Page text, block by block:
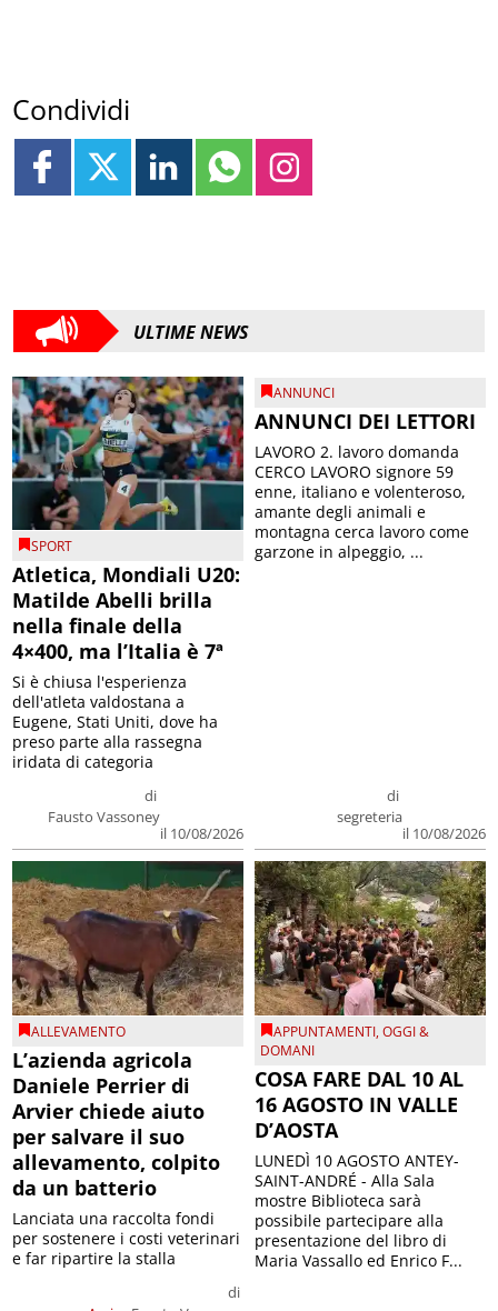
Condividi
ULTIME NEWS
SPORT
Atletica, Mondiali U20:
Matilde Abelli brilla
nella finale della
4×400, ma l’Italia è 7ª
di
Fausto Vassoney
il 10/08/2026
Si è chiusa l'esperienza
dell'atleta valdostana a
Eugene, Stati Uniti, dove ha
preso parte alla rassegna
iridata di categoria
ANNUNCI
ANNUNCI DEI LETTORI
di
segreteria
il 10/08/2026
LAVORO 2. lavoro domanda
CERCO LAVORO signore 59
enne, italiano e volenteroso,
amante degli animali e
montagna cerca lavoro come
garzone in alpeggio, ...
ALLEVAMENTO
L’azienda agricola
Daniele Perrier di
Arvier chiede aiuto
per salvare il suo
allevamento, colpito
da un batterio
di
Lanciata una raccolta fondi
per sostenere i costi veterinari
e far ripartire la stalla
APPUNTAMENTI,OGGI &
DOMANI
COSA FARE DAL 10 AL
16 AGOSTO IN VALLE
D’AOSTA
LUNEDÌ 10 AGOSTO ANTEY-
SAINT-ANDRÉ - Alla Sala
mostre Biblioteca sarà
possibile partecipare alla
presentazione del libro di
Maria Vassallo ed Enrico F...